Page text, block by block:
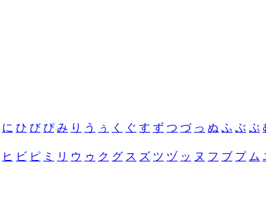
に ひ び ぴ み り う ぅ く ぐ す ず つ づ っ ぬ ふ ぶ ぷ
ヒ ビ ピ ミ リ ウ ゥ ク グ ス ズ ツ ヅ ッ ヌ フ ブ プ ム